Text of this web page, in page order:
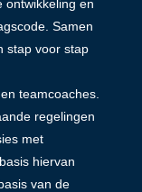
ontwikkeling en
Samen
stap voor stap
teamcoaches.
regelingen
met
hiervan
van de